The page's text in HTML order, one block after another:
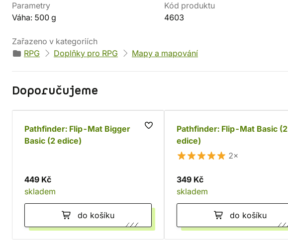
Parametry
Váha: 500 g
Kód produktu
4603
Zařazeno v kategoriích
RPG
Doplňky pro RPG Mapy a mapování
Doporučujeme
Pathfinder: Flip-Mat Bigger
Basic (2 edice)
449 Kč
skladem
do košíku
Pathfinder: Flip-Mat Basic (2
edice)
2×
349 Kč
skladem
do košíku